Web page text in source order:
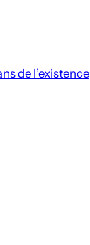
de l’existence